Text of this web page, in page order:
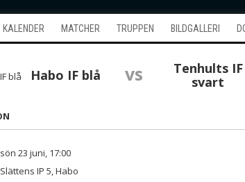
KALENDER MATCHER TRUPPEN BILDGALLERI
Habo IF blå vs
Tenhults IF
svart
sön 23 juni, 17:00
Slättens IP 5, Habo